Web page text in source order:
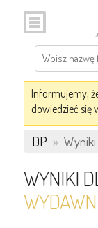
Informujemy,
dowiedzieć się
DP »
WYNIKI